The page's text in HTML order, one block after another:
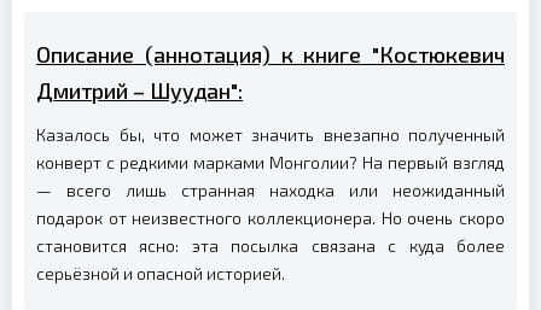
Описание (аннотация) к книге "Костюкевич
Дмитрий – Шуудан":
Казалось бы, что может значить внезапно полученный
конверт с редкими марками Монголии? На первый взгляд
— всего лишь странная находка или неожиданный
подарок от неизвестного коллекционера. Но очень скоро
становится ясно: эта посылка связана с куда более
серьёзной и опасной историей.